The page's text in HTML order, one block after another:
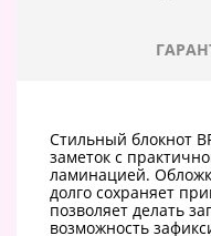
Стильный блокнот
заметок с
ламинацией.
долго сохраняет
позволяет делать
возможность